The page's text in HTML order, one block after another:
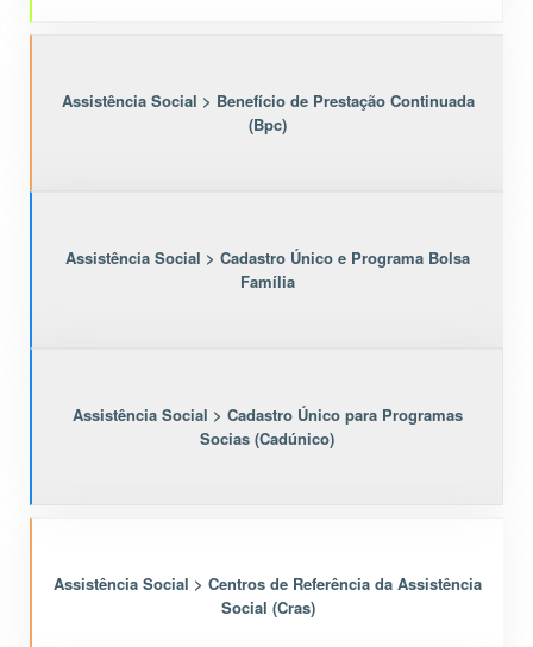
Assistência Social > Benefício de Prestação Continuada
(Bpc)
Assistência Social > Cadastro Único e Programa Bolsa
Família
Assistência Social > Cadastro Único para Programas
Socias (Cadúnico)
Assistência Social > Centros de Referência da Assistência
Social (Cras)